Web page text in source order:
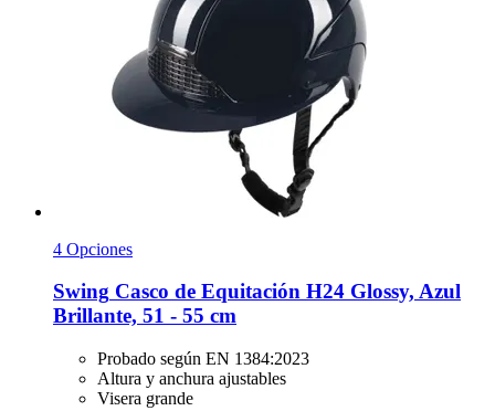
4 Opciones
Swing Casco de Equitación H24 Glossy, Azul
Brillante, 51 -​ 55 cm
Probado según EN 1384:2023
Altura y anchura ajustables
Visera grande